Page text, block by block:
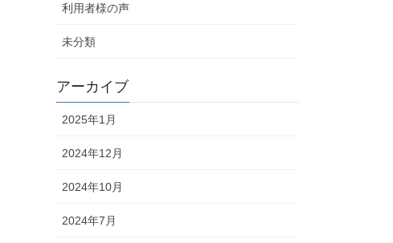
利用者様の声
未分類
アーカイブ
2025年1月
2024年12月
2024年10月
2024年7月